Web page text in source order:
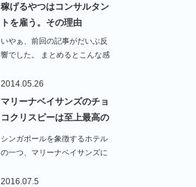
稼げるやつはコンサルタン
トを雇う。その理由
いやぁ、前回の記事がだいぶ反
響でした。 まとめるとこんな感
2014.05.26
マリーナベイサンズのチョ
コクリスピーは至上最高の
シンガポールを象徴するホテル
の一つ、マリーナベイサンズに
2016.07.5